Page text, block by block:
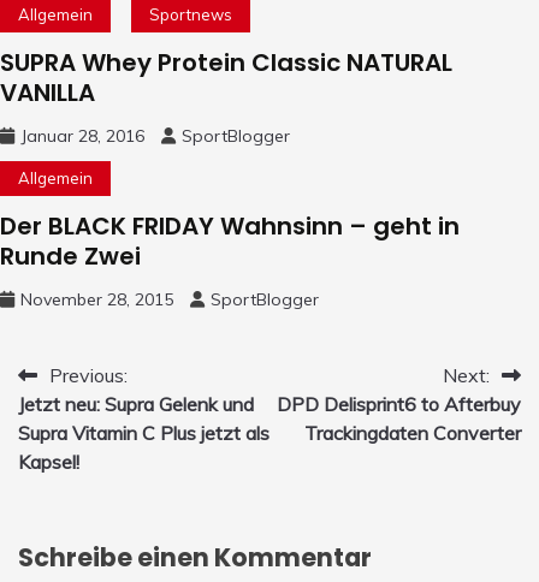
Allgemein Sportnews
SUPRA Whey Protein Classic NATURAL
VANILLA
Januar 28, 2016 SportBlogger
Allgemein
Der BLACK FRIDAY Wahnsinn – geht in
Runde Zwei
November 28, 2015 SportBlogger
Beitrags-
Navigation
Previous:
Jetzt neu: Supra Gelenk und
Supra Vitamin C Plus jetzt als
Kapsel!
Next:
DPD Delisprint6 to Afterbuy
Trackingdaten Converter
Schreibe einen Kommentar